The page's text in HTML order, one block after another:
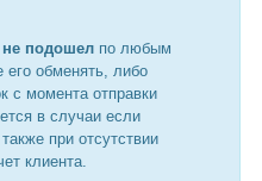
подошел по любым
обменять, либо
с момента отправки
в случаи если
при отсутствии
клиента.